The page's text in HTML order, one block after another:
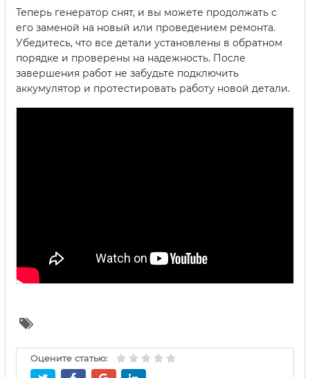
Теперь генератор снят, и вы можете продолжать с
его заменой на новый или проведением ремонта.
Убедитесь, что все детали установлены в обратном
порядке и проверены на надежность. После
завершения работ не забудьте подключить
аккумулятор и протестировать работу новой детали.
Оцените статью: